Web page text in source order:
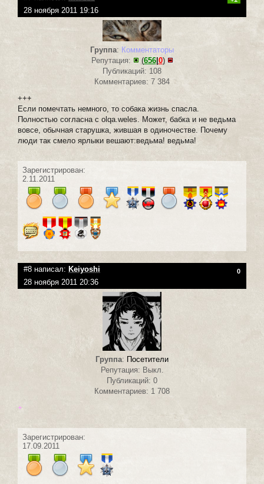
28 ноября 2011 19:16
Группа: Комментаторы
Репутация:
(656|0)
Публикаций: 108
Комментариев: 7 384
+++
Если помечтать немного, то собака жизнь спасла.
Полностью согласна с olqa.weles. Может, бабка и не ведьма
вовсе, обычная старушка, жившая в одиночестве. Почему
люди так смело ярлыки вешают:ведьма! ведьма!
Зарегистрирован:
2.11.2011
#8 написал: Keiyoshi 0
28 ноября 2011 20:36
Группа: Посетители
Репутация: Выкл.
Публикаций: 0
Комментариев: 1 708
+
Зарегистрирован:
17.09.2011